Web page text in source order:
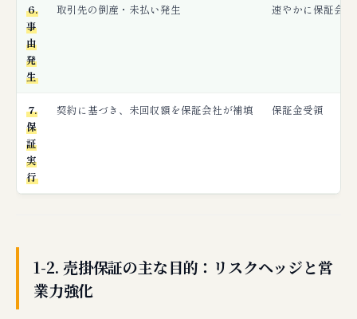
6.
事
由
発
生
取引先の倒産・未払い発生 速やかに保証会
7.
保
証
実
行
契約に基づき、未回収額を保証会社が補填 保証金受領
1-2. 売掛保証の主な目的：リスクヘッジと営
業力強化